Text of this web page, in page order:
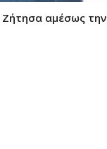
Ζήτησα αμέσως την